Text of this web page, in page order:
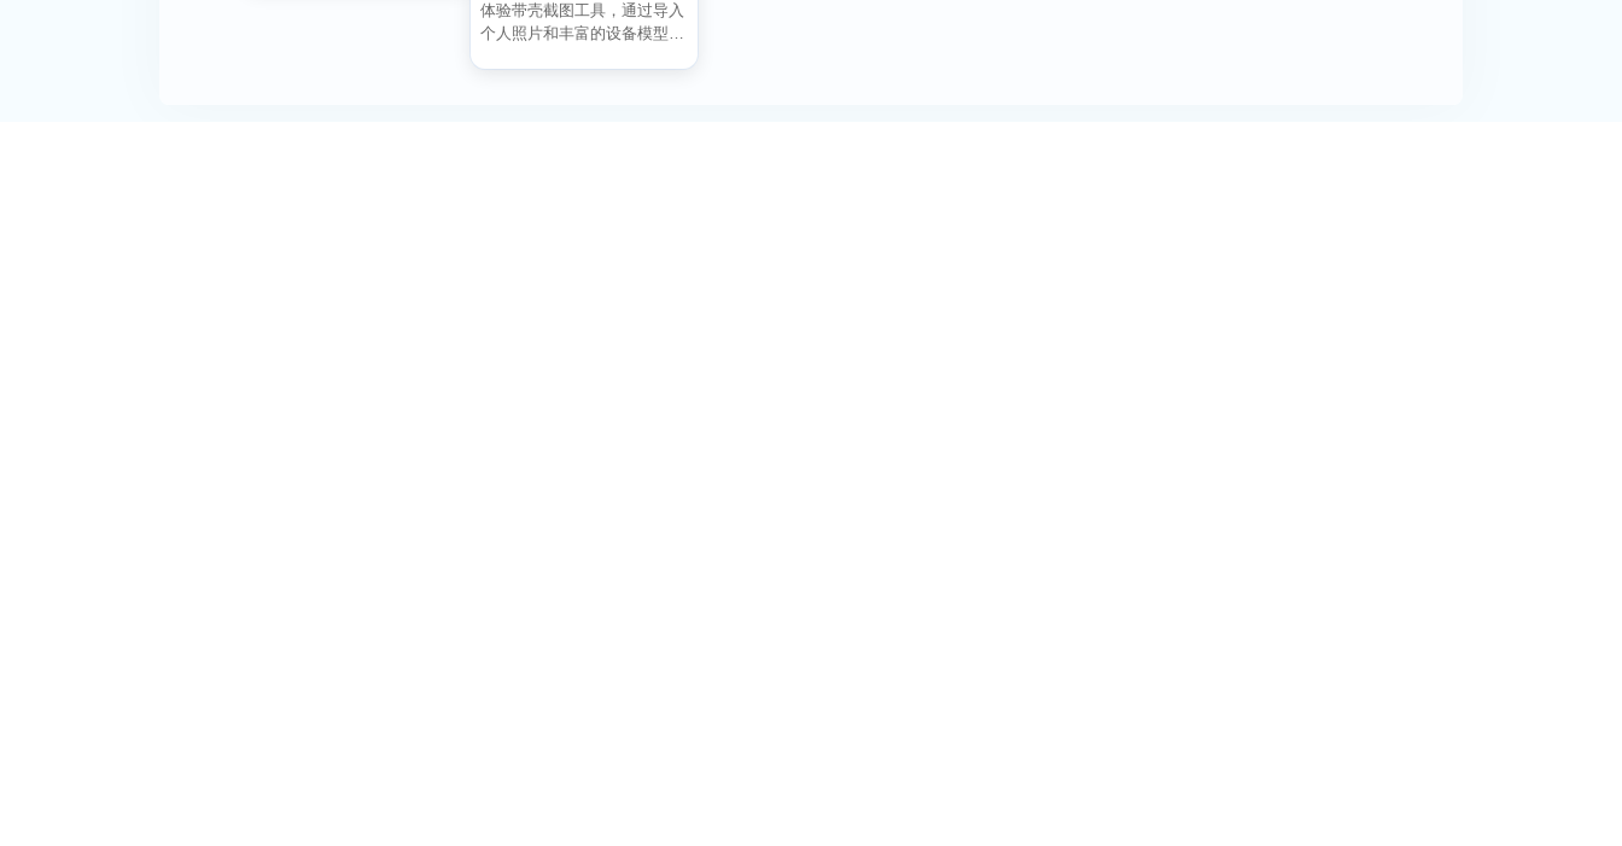
体验带壳截图工具，通过导入
个人照片和丰富的设备模型，